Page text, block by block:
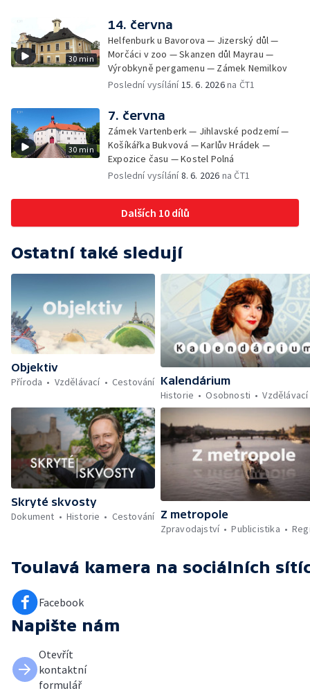
30 min
14. června
Helfenburk u Bavorova — Jizerský důl —
Morčáci v zoo — Skanzen důl Mayrau —
Výrobkyně pergamenu — Zámek Nemilkov
Poslední vysílání 15. 6. 2026na ČT1
30 min
7. června
Zámek Vartenberk — Jihlavské podzemí —
Košíkářka Bukvová — Karlův Hrádek —
Expozice času — Kostel Polná
Poslední vysílání8. 6. 2026 na ČT1
Dalších 10 dílů
Ostatní také sledují
Objektiv
Příroda
Vzdělávací Cestování Kalendárium
Historie
Osobnosti Vzdělávací
Skryté skvosty
Dokument
Historie Cestování Z metropole
Zpravodajství
Publicistika
Toulavá kamera na sociálních
Facebook
Napište nám
Otevřít
kontaktní
formulář